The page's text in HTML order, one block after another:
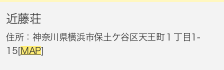
近藤荘
住所：神奈川県横浜市保土ケ谷区天王町１丁目1-
15[MAP]